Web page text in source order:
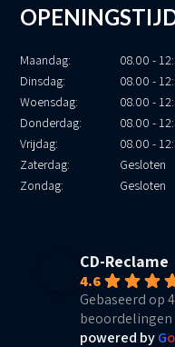
Maandag:
08.00 -
Dinsdag:
08.00 -
Woensdag:
08.00 -
Donderdag:
08.00 -
Vrijdag:
08.00 -
Zaterdag:
Gesloten
Zondag:
Gesloten
CD-Reclame
4.6
Gebaseerd op
beoordelingen
powered byGo